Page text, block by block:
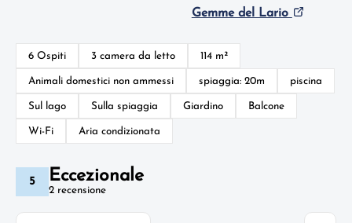
Gemme del Lario
6 Ospiti 3 camera da letto 114 m²
Animali domestici non ammessi spiaggia: 20m piscina
Sul lago Sulla spiaggia Giardino Balcone
Wi-Fi Aria condizionata
5 Eccezionale
2 recensione